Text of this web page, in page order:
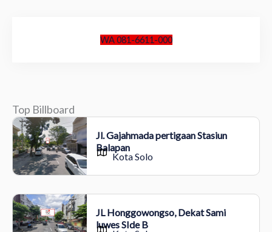
WA 081-6611-000
Top Billboard
Jl. Gajahmada pertigaan Stasiun
Balapan
Kota Solo
JL Honggowongso, Dekat Sami
luwes SIde B